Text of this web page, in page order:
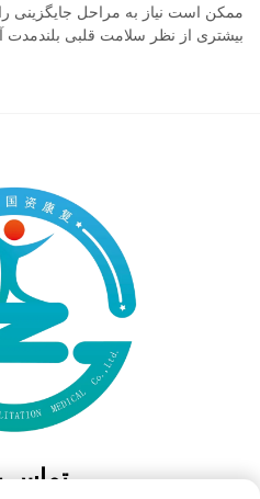
ممکن است نیاز به مراحل جایگزینی
بیشتری از نظر سلامت قلبی بلندمدت
تماس